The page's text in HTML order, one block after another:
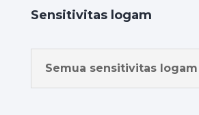
Sensitivitas logam
Semua sensitivitas logam